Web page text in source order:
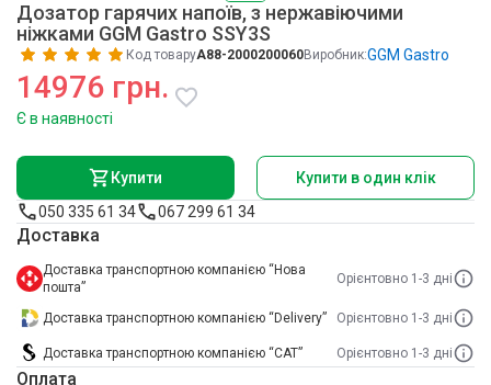
Дозатор гарячих напоїв, з нержавіючими
ніжками GGM Gastro SSY3S
Код товаруA88-2000200060Виробник:GGM Gastro
14976 грн.
Є в наявності
Купити
Купити в один клік
050 335 61 34
067 299 61 34
Доставка
Доставка транспортною компанією “Нова
пошта”
Орієнтовно 1-3 дні
Доставка транспортною компанією “Delivery” Орієнтовно 1-3 дні
Доставка транспортною компанією “САТ” Орієнтовно 1-3 дні
Оплата